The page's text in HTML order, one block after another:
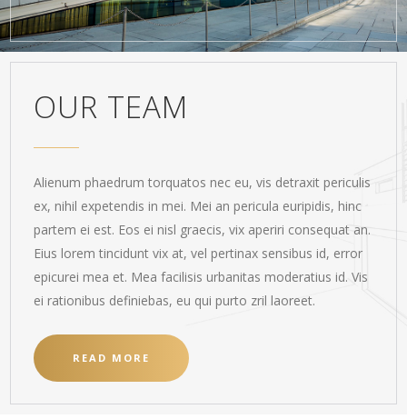
OUR TEAM
Alienum phaedrum torquatos nec eu, vis detraxit periculis
ex, nihil expetendis in mei. Mei an pericula euripidis, hinc
partem ei est. Eos ei nisl graecis, vix aperiri consequat an.
Eius lorem tincidunt vix at, vel pertinax sensibus id, error
epicurei mea et. Mea facilisis urbanitas moderatius id. Vis
ei rationibus definiebas, eu qui purto zril laoreet.
READ MORE